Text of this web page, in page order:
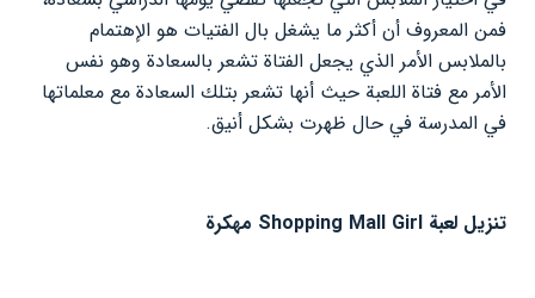
فمن المعروف أن أكثر ما يشغل بال الفتيات هو الإهتمام
بالملابس الأمر الذي يجعل الفتاة تشعر بالسعادة وهو نفس
الأمر مع فتاة اللعبة حيث أنها تشعر بتلك السعادة مع معلماتها
في المدرسة في حال ظهرت بشكل أنيق.
تنزيل لعبة Shopping Mall Girl مهكرة